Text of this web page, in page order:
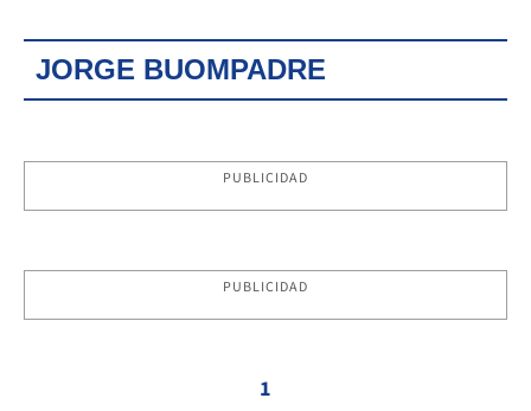
JORGE BUOMPADRE
PUBLICIDAD
PUBLICIDAD
1